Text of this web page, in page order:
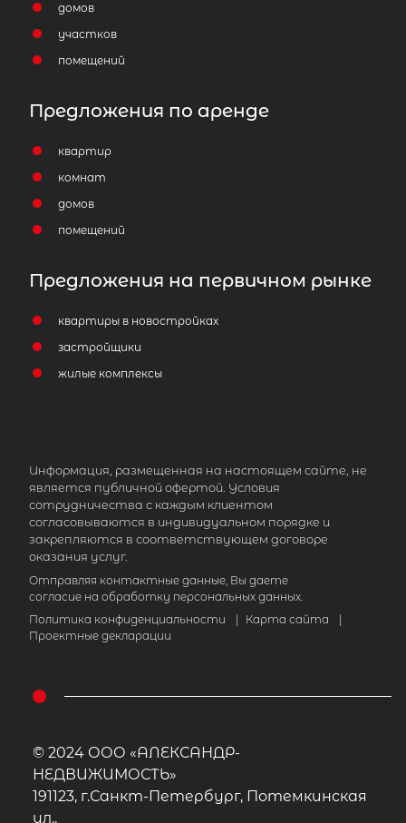
домов
участков
помещений
Предложения по аренде
квартир
комнат
домов
помещений
Предложения на первичном рынке
квартиры в новостройках
застройщики
жилые комплексы
Информация, размещенная на настоящем сайте, не
является публичной офертой. Условия
сотрудничества с каждым клиентом
согласовываются в индивидуальном порядке и
закрепляются в соответствующем договоре
оказания услуг.
Отправляя контактные данные, Вы даете
согласие на обработку персональных данных.
Политика конфиденциальности
Карта сайта
Проектные декларации
© 2024 ООО «АЛЕКСАНДР-
НЕДВИЖИМОСТЬ»
191123, г.Санкт-Петербург, Потемкинская
ул.,